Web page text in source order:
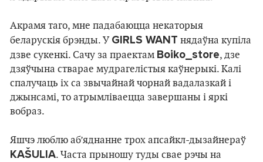
Акрамя таго, мне падабаюцца некаторыя
беларускія брэнды. У GIRLS WANT нядаўна купіла
дзве сукенкі. Сачу за праектам Boiko_store, дзе
дзяўчына стварае мудрагелістыя каўнерыкі. Калі
спалучаць іх са звычайнай чорнай вадалазкай і
джынсамі, то атрымліваецца завершаны і яркі
вобраз.
Яшчэ люблю аб’яднанне трох апсайкл-дызайнераў
KAŠULIA. Часта прыношу туды свае рэчы на